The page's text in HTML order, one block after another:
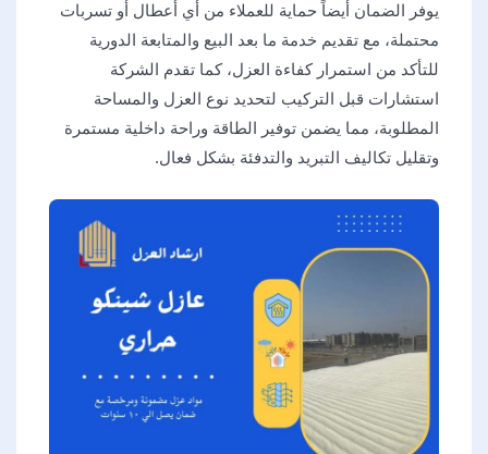
يوفر الضمان أيضاً حماية للعملاء من أي أعطال أو تسربات
محتملة، مع تقديم خدمة ما بعد البيع والمتابعة الدورية
للتأكد من استمرار كفاءة العزل، كما تقدم الشركة
استشارات قبل التركيب لتحديد نوع العزل والمساحة
المطلوبة، مما يضمن توفير الطاقة وراحة داخلية مستمرة
وتقليل تكاليف التبريد والتدفئة بشكل فعال.